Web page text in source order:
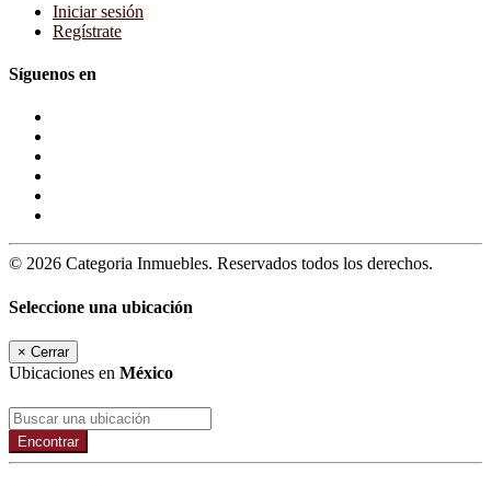
Iniciar sesión
Regístrate
Síguenos en
© 2026 Categoria Inmuebles. Reservados todos los derechos.
Seleccione una ubicación
× Cerrar
Ubicaciones en México
Encontrar